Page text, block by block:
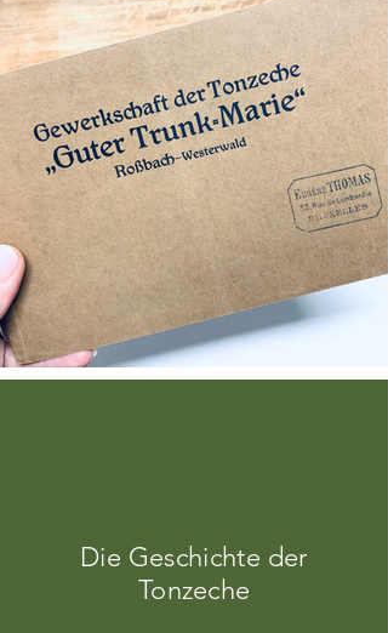
Die Geschichte der
Tonzeche